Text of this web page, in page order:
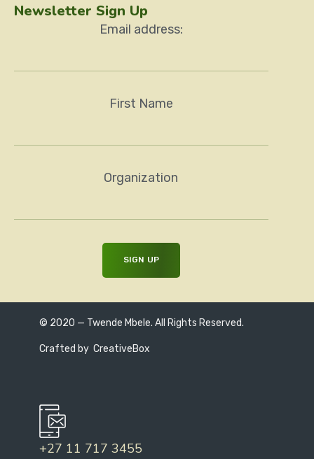
Newsletter Sign Up
Email address:
First Name
Organization
© 2020 — Twende Mbele. All Rights Reserved.
Crafted by CreativeBox
+27 11 717 3455